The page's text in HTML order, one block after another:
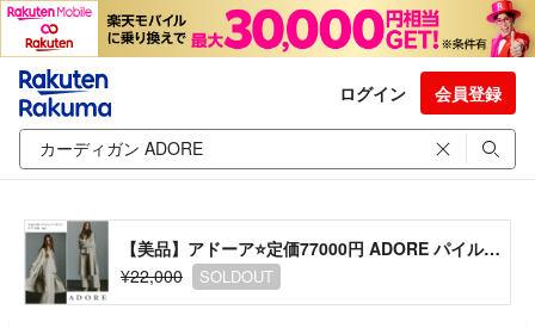
ログイン 会員登録
【美品】アドーア⭐️定価77000円 ADORE パイルニットガウン
¥22,000
SOLDOUT